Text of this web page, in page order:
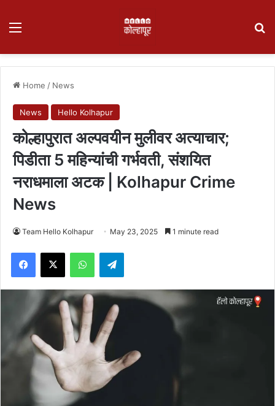
Menu
Home / News
News Hello Kolhapur
कोल्हापुरात अल्पवयीन मुलीवर अत्याचार;
पिडीता 5 महिन्यांची गर्भवती, संशयित
नराधमाला अटक | Kolhapur Crime
News
Team Hello Kolhapur May 23, 2025 1 minute read
Facebook
X WhatsAppTelegram